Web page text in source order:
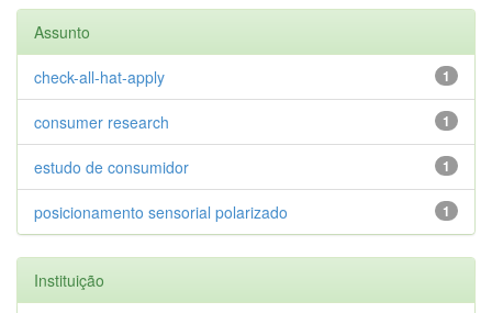
Assunto
1
check-all-hat-apply
1
consumer research
1
estudo de consumidor
1
posicionamento sensorial polarizado
Instituição